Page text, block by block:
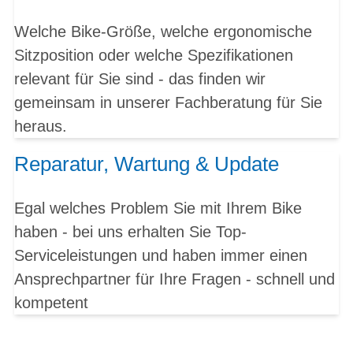
Welche Bike-Größe, welche ergonomische
Sitzposition oder welche Spezifikationen
relevant für Sie sind - das finden wir
gemeinsam in unserer Fachberatung für Sie
heraus.
Reparatur, Wartung & Update
Egal welches Problem Sie mit Ihrem Bike
haben - bei uns erhalten Sie Top-
Serviceleistungen und haben immer einen
Ansprechpartner für Ihre Fragen - schnell und
kompetent